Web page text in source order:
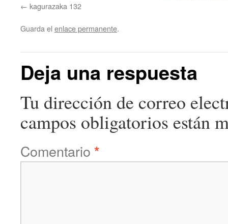
kagurazaka 132
Guarda el enlace permanente.
Deja una respuesta
Tu dirección de correo
campos obligatorios están
Comentario *